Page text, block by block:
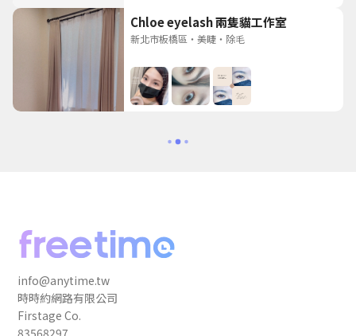
Chloe eyelash 兩隻貓工作室
新北市板橋區 ・ 美睫 ・ 除毛
info@anytime.tw
時時約網路有限公司
Firstage Co.